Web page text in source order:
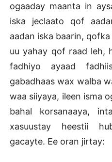
ogaaday maanta in
iska jeclaato qof
aadan iska baarin,
uu yahay qof raad leh,
fadhiyo ayaad
gabadhaas wax walba
waa siiyaya, ileen isma
bahal korsanaaya,
xasuustay heestii
gacayte. Ee oran jirtay: